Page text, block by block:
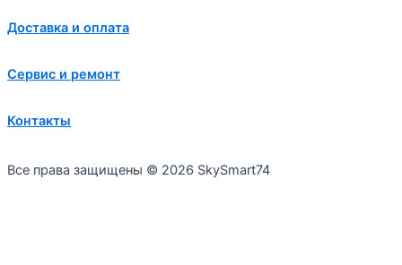
Доставка и оплата
Сервис и ремонт
Контакты
Все права защищены © 2026 SkySmart74